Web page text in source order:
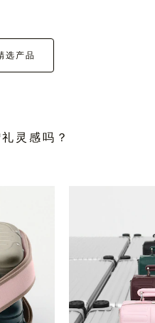
选产品
灵感吗？